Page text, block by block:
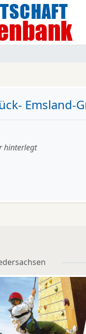
Emsland-
hinterlegt